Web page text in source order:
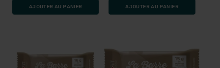
AJOUTER AU PANIER AJOUTER AU PANIER